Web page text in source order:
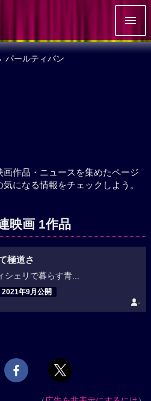
パールティバン
作品・ニュースを集めたページ
になる情報をチェックしよう。
映画 1作品
極道さ
シェリで暮らす青...
2021年9月公開
-